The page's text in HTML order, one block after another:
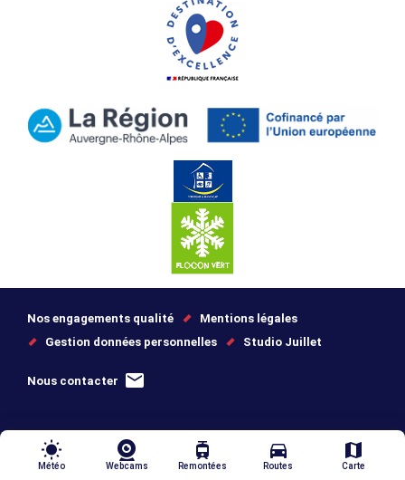
Nos engagements qualité
Mentions légales
Gestion données personnelles
Studio Juillet
Nous contacter
wb_sunny
Météo Webcams
tram
Remontées
directions_car
Routes
map
Carte